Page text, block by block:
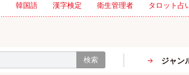
韓国語 漢字検定 衛生管理者 タロット占
検索 ジャン